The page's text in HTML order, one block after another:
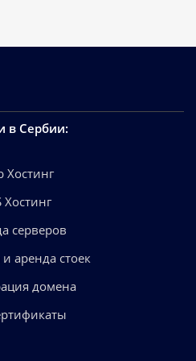
в Сербии:
Хостинг
Хостинг
серверов
аренда стоек
домена